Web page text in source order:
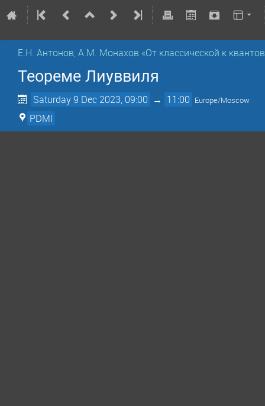
Е.Н. Антонов, А.М. Монахов «От классической к
Теореме Лиуввиля
Saturday 9 Dec 2023, 09:00 → 11:00 Europe/Moscow
PDMI